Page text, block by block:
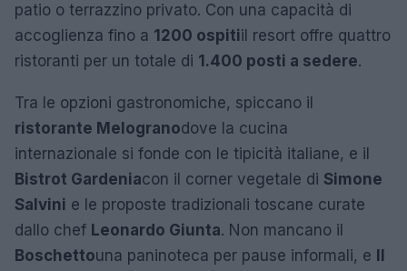
patio o terrazzino privato. Con una capacità di
accoglienza fino a 1200 ospitiil resort offre quattro
ristoranti per un totale di 1.400 posti a sedere.
Tra le opzioni gastronomiche, spiccano il
ristorante Melogranodove la cucina
internazionale si fonde con le tipicità italiane, e il
Bistrot Gardeniacon il corner vegetale di Simone
Salvini e le proposte tradizionali toscane curate
dallo chef Leonardo Giunta. Non mancano il
Boschettouna paninoteca per pause informali, e